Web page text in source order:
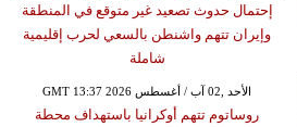
إحتمال حدوث تصعيد غير متوقع في المنطقة
وإيران تتهم واشنطن بالسعي لحرب إقليمية
شاملة
GMT 13:37 2026 الأحد ,02 آب / أغسطس
روساتوم تتهم أوكرانيا باستهداف محطة